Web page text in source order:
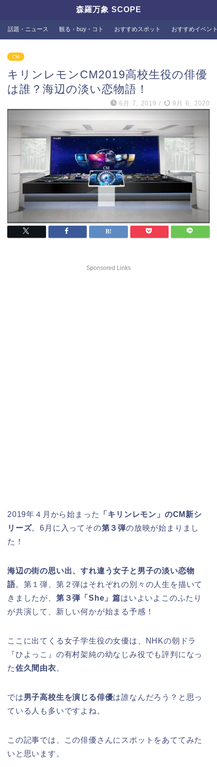
森羅万象 SCOPE
話題・ニュース 観る・buy・コト おすすめスポット おすすめイベン
CM
キリンレモンCM2019高校生役の俳優
は誰？海辺の淡い恋物語！
6月 7, 2019 / 9月 6, 2020
Sponsored Links
2019年４月から始まった
「キリンレモン」のCM新シ
リーズ。6月に入ってその第３弾の放映が始まりまし
た！
海辺の街の思い出、すれ違う女子と男子の淡い恋物
語。第１弾、第２弾はそれぞれの別々の人生を描いて
きましたが、 第３弾「She」篇はいよいよこのふたり
が共演して、新しい何かが始まる予感！
ここに出てくる女子学生役の女優は、NHKの朝ドラ
『ひよっこ』の有村架純の幼なじみ役でも評判になっ
た佐久間由衣。
では男子高校生を演じる俳優は誰なんだろう？と思っ
ている人も多いですよね。
この記事では、この俳優さんにスポットをあててみた
いと思います。